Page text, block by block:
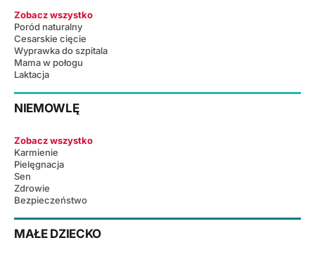
Zobacz wszystko
Poród naturalny
Cesarskie cięcie
Wyprawka do szpitala
Mama w połogu
Laktacja
NIEMOWLĘ
Zobacz wszystko
Karmienie
Pielęgnacja
Sen
Zdrowie
Bezpieczeństwo
MAŁE DZIECKO